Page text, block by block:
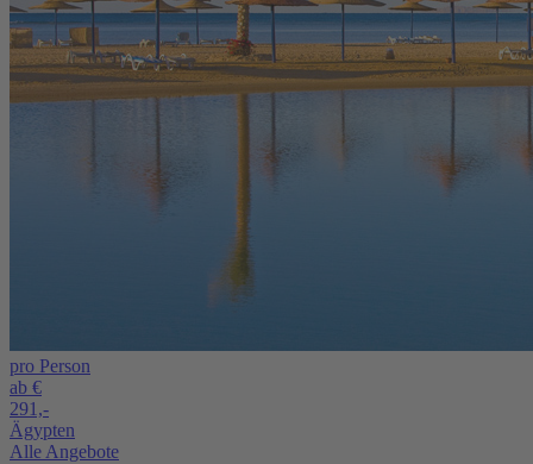
pro Person
ab €
291,-
Ägypten
Alle Angebote